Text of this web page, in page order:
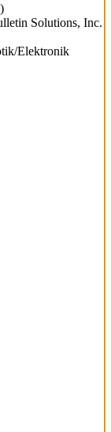
Solutions, Inc.
Elektronik